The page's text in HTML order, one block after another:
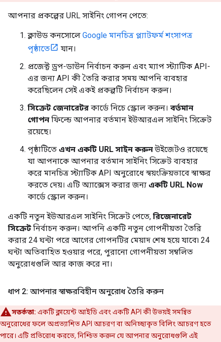
আপনার প্রকল্পের URL সাইনিং গোপন পেতে:
ক্লাউড কনসোলে Google মানচিত্র প্ল্যাটফর্ম শংসাপত্র
পৃষ্ঠাতে
যান।
প্রজেক্ট ড্রপ-ডাউন নির্বাচন করুন এবং ম্যাপ স্ট্যাটিক API-
এর জন্য API কী তৈরি করার সময় আপনি ব্যবহার
করেছিলেন সেই একই প্রকল্পটি নির্বাচন করুন।
সিক্রেট জেনারেটর কার্ডে নিচে স্ক্রোল করুন। বর্তমান
গোপন ফিল্ডে আপনার বর্তমান ইউআরএল সাইনিং সিক্রেট
রয়েছে।
পৃষ্ঠাটিতে এখন একটি URL সাইন করুনউইজেটও রয়েছে
যা আপনাকে আপনার বর্তমান সাইনিং সিক্রেট ব্যবহার
করে মানচিত্র স্ট্যাটিক API অনুরোধে স্বয়ংক্রিয়ভাবে স্বাক্ষর
করতে দেয়। এটি অ্যাক্সেস করার জন্য একটি URL Now
কার্ডে স্ক্রোল করুন।
একটি নতুন ইউআরএল সাইনিং সিক্রেট পেতে, রিজেনারেট
সিক্রেটনির্বাচন করুন। আপনি একটি নতুন গোপনীয়তা তৈরি
করার 24 ঘন্টা পরে আগের গোপনটির মেয়াদ শেষ হয়ে যাবে৷ 24
ঘন্টা অতিবাহিত হওয়ার পরে, পুরানো গোপনীয়তা সম্বলিত
অনুরোধগুলি আর কাজ করে না।
ধাপ 2: আপনার স্বাক্ষরবিহীন অনুরোধ তৈরি করুন
সতর্কতা: একটি ক্লায়েন্ট আইডি এবং একটি API কী উভয়ই সমন্বিত
অনুরোধের ফলে অপ্রত্যাশিত API আচরণ বা অনিচ্ছাকৃত বিলিং আচরণ হতে
পারে। এটি প্রতিরোধ করতে, নিশ্চিত করুন যে আপনার অনুরোধগুলি এই